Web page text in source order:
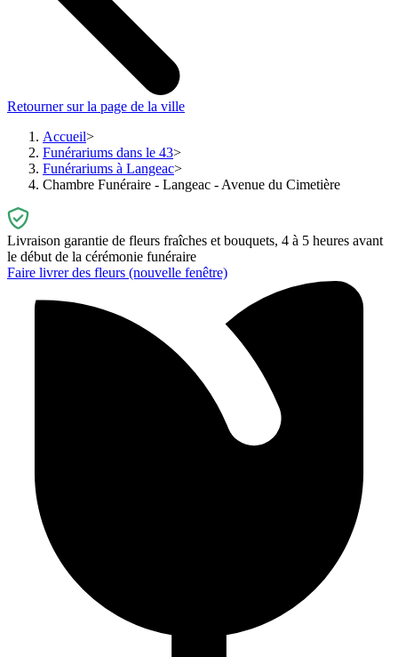
Retourner sur la page de la ville
Accueil
Funérariums dans le 43
Funérariums à Langeac
Chambre Funéraire - Langeac - Avenue du Cimetière
Livraison garantie de fleurs fraîches et bouquets, 4 à 5 heures avant
le début de la cérémonie funéraire
Faire livrer des fleurs (nouvelle fenêtre)